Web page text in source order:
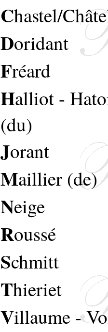
Chastel/
Doridant
Fréard
Halliot -
(du)
Jorant
Maillier (de)
Neige
Roussé
Schmitt
Thieriet
Villaume -